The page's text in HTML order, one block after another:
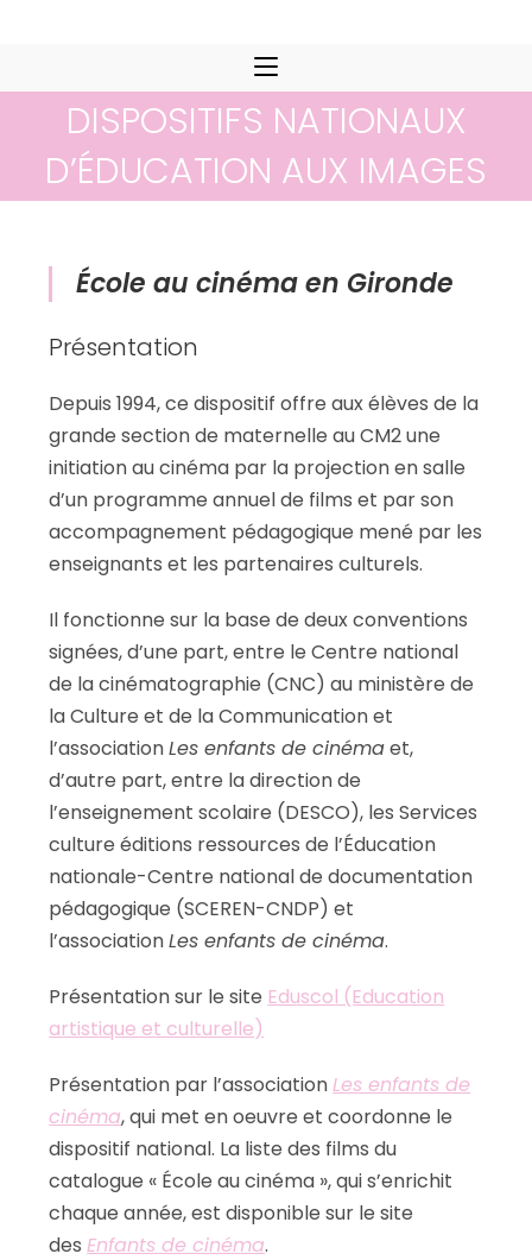
DISPOSITIFS NATIONAUX
D’ÉDUCATION AUX IMAGES
École au cinéma en Gironde
Présentation
Depuis 1994, ce dispositif offre aux élèves de la
grande section de maternelle au CM2 une
initiation au cinéma par la projection en salle
d’un programme annuel de films et par son
accompagnement pédagogique mené par les
enseignants et les partenaires culturels.
Il fonctionne sur la base de deux conventions
signées, d’une part, entre le Centre national
de la cinématographie (CNC) au ministère de
la Culture et de la Communication et
l’associationLes enfants de cinémaet,
d’autre part, entre la direction de
l’enseignement scolaire (DESCO), les Services
culture éditions ressources de l’Éducation
nationale-Centre national de documentation
pédagogique (SCEREN-CNDP) et
l’associationLes enfants de cinéma.
Présentation sur le site Eduscol (Education
artistique et culturelle)
Présentation par l’associationLes enfants de
cinéma, qui met en oeuvre et coordonne le
dispositif national. La liste des films du
catalogue « École au cinéma », qui s’enrichit
chaque année, est disponible sur le site
desEnfants de cinéma.